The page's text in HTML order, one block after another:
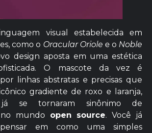
visual estabelecida em
como o Oracular Oriole e o Noble
design aposta em uma estética
O mascote da vez é
linhas abstratas e precisas que
gradiente de roxo e laranja,
se tornaram sinônimo de
mundo open source. Você já
em como uma simples